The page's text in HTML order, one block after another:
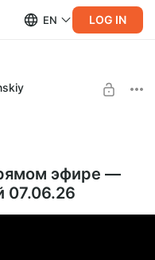
EN LOG IN
эфире —
07.06.26